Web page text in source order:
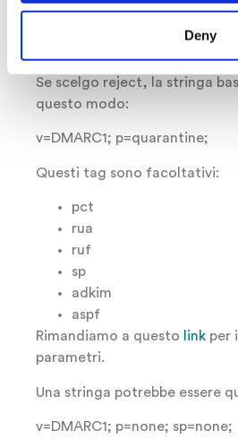
Deny
“reject”, indica al server di
mettere rifiutare i messaggi
Se scelgo reject, la stringa
questo modo:
v=DMARC1; p=quarantine;
Questi tag sono facoltativi:
pct
rua
ruf
sp
adkim
aspf
Rimandiamo a questo
link per
parametri.
Una stringa potrebbe essere
v=DMARC1; p=none; sp=none;